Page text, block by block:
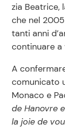
Festività
Info
zia Beatrice,
che nel
tanti anni
continuare a
A
comunicato
Monaco e
de Hanovre
la joie de